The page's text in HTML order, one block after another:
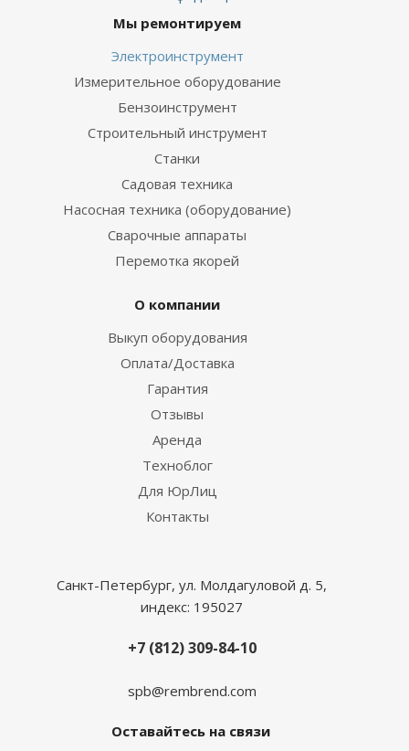
Мы ремонтируем
Электроинструмент
Измерительное оборудование
Бензоинструмент
Строительный инструмент
Станки
Садовая техника
Насосная техника (оборудование)
Сварочные аппараты
Перемотка якорей
О компании
Выкуп оборудования
Оплата/Доставка
Гарантия
Отзывы
Аренда
Техноблог
Для ЮрЛиц
Контакты
Санкт-Петербург, ул. Молдагуловой д. 5,
индекс: 195027
+7 (812) 309-84-10
spb@rembrend.com
Оставайтесь на связи